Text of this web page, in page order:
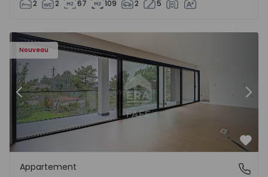
2 2 67 109 2 5
Nouveau
Précédent
Fafe, Braga
Appartement